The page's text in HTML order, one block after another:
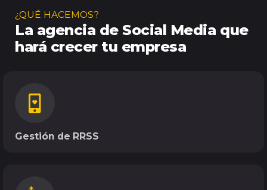
¿QUÉ HACEMOS?
La agencia de Social Media que
hará crecer tu empresa
Gestión de RRSS